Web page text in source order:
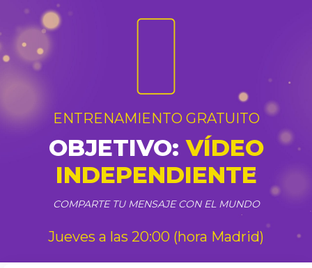
ENTRENAMIENTO GRATUITO
OBJETIVO:VÍDEO
INDEPENDIENTE
COMPARTE TU MENSAJE CON EL MUNDO
Jueves a las 20:00 (hora Madrid)